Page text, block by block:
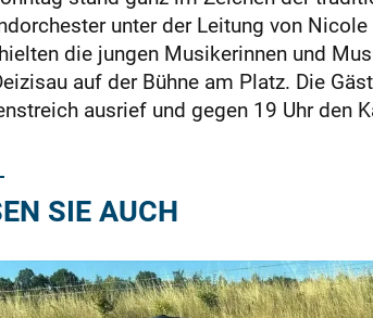
unter der Leitung von
die jungen Musikerinnen und
auf der Bühne am Platz. Die
ausrief und gegen 19 Uhr den
SIE AUCH